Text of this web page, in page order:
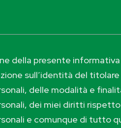
della presente informativa
sull’identità del titolare
delle modalità e
dei miei diritti rispetto
e comunque di tutto